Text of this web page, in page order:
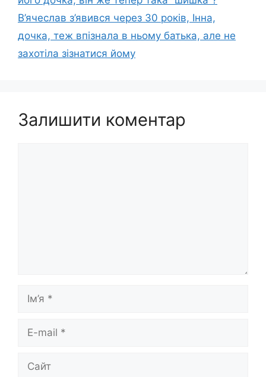
В’ячеслав з’явився через 30 років, Інна,
дочка, теж впізнала в ньому батька, але не
захотіла зізнатися йому
Залишити коментар
mail